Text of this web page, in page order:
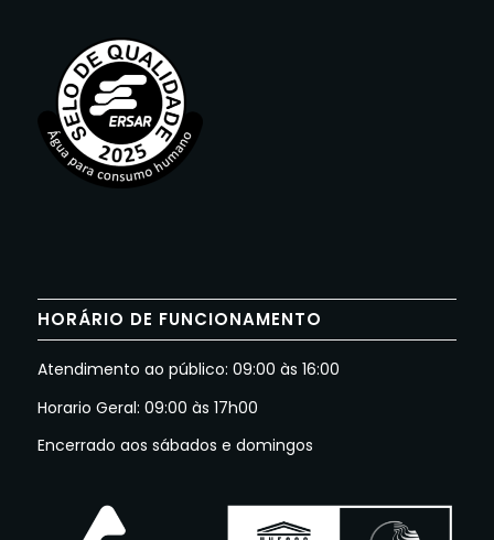
HORÁRIO DE FUNCIONAMENTO
Atendimento ao público: 09:00 às 16:00
Horario Geral: 09:00 às 17h00
Encerrado aos sábados e domingos